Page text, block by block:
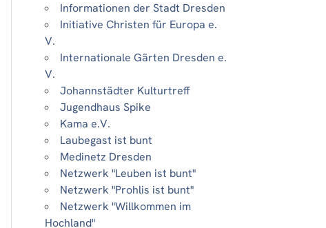
Informationen der Stadt Dresden
Initiative Christen für Europa e.
V.
Internationale Gärten Dresden e.
V.
Johannstädter Kulturtreff
Jugendhaus Spike
Kama e.V.
Laubegast ist bunt
Medinetz Dresden
Netzwerk "Leuben ist bunt"
Netzwerk "Prohlis ist bunt"
Netzwerk "Willkommen im
Hochland"